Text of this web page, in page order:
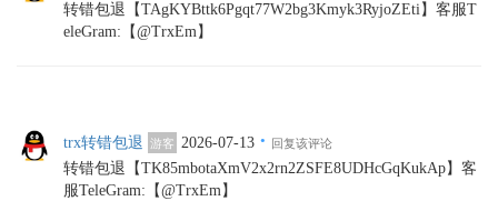
转错包退【TAgKYBttk6Pgqt77W2bg3Kmyk3RyjoZEti】客服T
eleGram:【@TrxEm】
trx转错包退 游客 2026-07-13 · 回复该评论
转错包退【TK85mbotaXmV2x2rn2ZSFE8UDHcGqKukAp】客
服TeleGram:【@TrxEm】